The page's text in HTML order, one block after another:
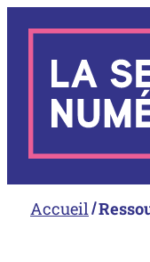
contenu
Accueil